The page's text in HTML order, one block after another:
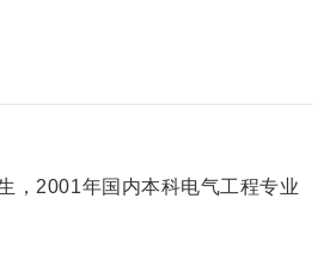
，2001年国内本科电气工程专业